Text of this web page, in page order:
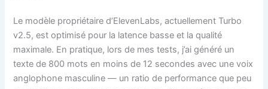
Le modèle propriétaire d’ElevenLabs, actuellement Turbo
v2.5, est optimisé pour la latence basse et la qualité
maximale. En pratique, lors de mes tests, j’ai généré un
texte de 800 mots en moins de 12 secondes avec une voix
anglophone masculine — un ratio de performance que peu